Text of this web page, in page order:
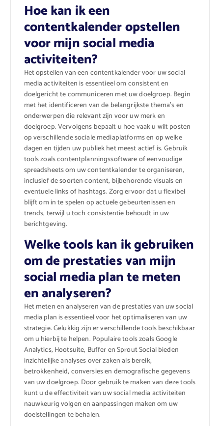
Hoe kan ik een
contentkalender opstellen
voor mijn social media
activiteiten?
Het opstellen van een contentkalender voor uw social
media activiteiten is essentieel om consistent en
doelgericht te communiceren met uw doelgroep. Begin
met het identificeren van de belangrijkste thema’s en
onderwerpen die relevant zijn voor uw merk en
doelgroep. Vervolgens bepaalt u hoe vaak u wilt posten
op verschillende sociale mediaplatforms en op welke
dagen en tijden uw publiek het meest actief is. Gebruik
tools zoals contentplanningssoftware of eenvoudige
spreadsheets om uw contentkalender te organiseren,
inclusief de soorten content, bijbehorende visuals en
eventuele links of hashtags. Zorg ervoor dat u flexibel
blijft om in te spelen op actuele gebeurtenissen en
trends, terwijl u toch consistentie behoudt in uw
berichtgeving.
Welke tools kan ik gebruiken
om de prestaties van mijn
social media plan te meten
en analyseren?
Het meten en analyseren van de prestaties van uw social
media plan is essentieel voor het optimaliseren van uw
strategie. Gelukkig zijn er verschillende tools beschikbaar
om u hierbij te helpen. Populaire tools zoals Google
Analytics, Hootsuite, Buffer en Sprout Social bieden
inzichtelijke analyses over zaken als bereik,
betrokkenheid, conversies en demografische gegevens
van uw doelgroep. Door gebruik te maken van deze tools
kunt u de effectiviteit van uw social media activiteiten
nauwkeurig volgen en aanpassingen maken om uw
doelstellingen te behalen.